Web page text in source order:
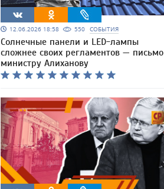
12.06.2026 18:58 550 СОБЫТИЯ
Солнечные панели и LED-лампы
сложнее своих регламентов — письмо
министру Алиханову